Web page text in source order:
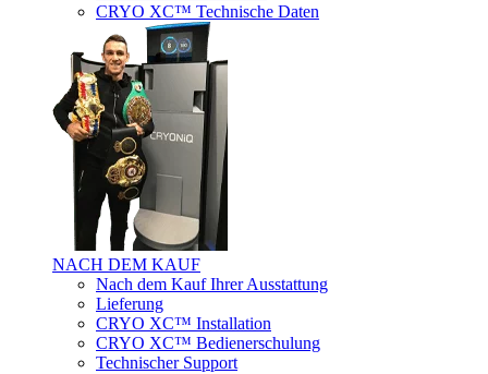
CRYO XC™ Technische Daten
NACH DEM KAUF
Nach dem Kauf Ihrer Ausstattung
Lieferung
CRYO XC™ Installation
CRYO XC™ Bedienerschulung
Technischer Support